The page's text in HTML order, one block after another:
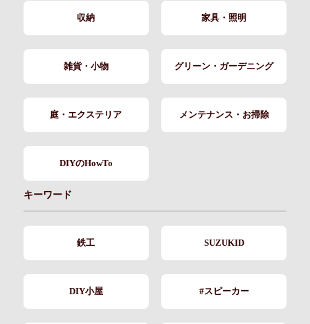
収納 家具・照明
雑貨・小物 グリーン・ガーデニング
庭・エクステリア メンテナンス・お掃除
DIYのHowTo
キーワード
鉄工 SUZUKID
DIY小屋 #スピーカー